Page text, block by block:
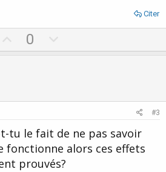
Citer
p
t
0
o
v
t
e
#3
tu le fait de ne pas savoir
fonctionne alors ces effets
prouvés?